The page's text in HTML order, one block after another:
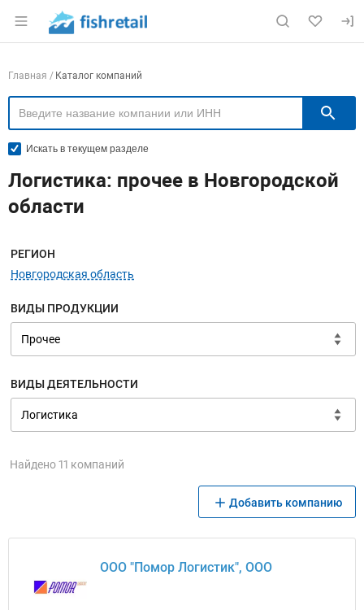
Раздел навигации по сайту fishretail.ru
Навигация по компаниям
Главная Каталог компаний
Искать в текущем разделе
Логистика: прочее в Новгородской
области
Меню навигации
РЕГИОН
Новгородская область
ВИДЫ ПРОДУКЦИИ
ВИДЫ ДЕЯТЕЛЬНОСТИ
Найдено 11 компаний
Добавить компанию
ООО "Помор Логистик", ООО